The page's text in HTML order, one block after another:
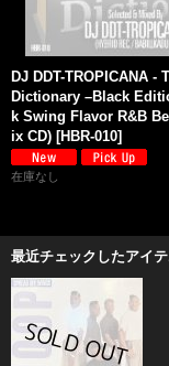
DJ DDT-TROPICANA -
Dictionary –Black
k Swing Flavor R&B
ix CD) [HBR-010]
在庫なし
最近チェックしたアイ